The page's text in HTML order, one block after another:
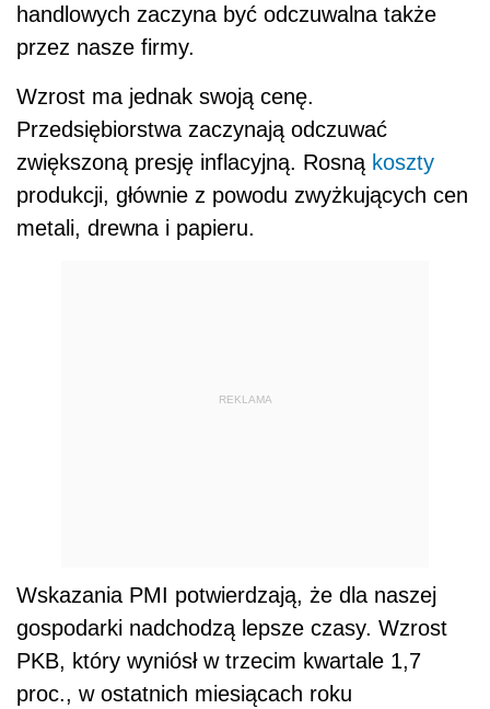
handlowych zaczyna być odczuwalna także
przez nasze firmy.
Wzrost ma jednak swoją cenę.
Przedsiębiorstwa zaczynają odczuwać
zwiększoną presję inflacyjną. Rosną koszty
produkcji, głównie z powodu zwyżkujących cen
metali, drewna i papieru.
REKLAMA
Wskazania PMI potwierdzają, że dla naszej
gospodarki nadchodzą lepsze czasy. Wzrost
PKB, który wyniósł w trzecim kwartale 1,7
proc., w ostatnich miesiącach roku